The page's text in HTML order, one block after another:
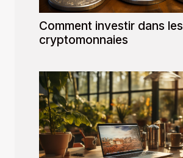
Comment investir dans les
cryptomonnaies